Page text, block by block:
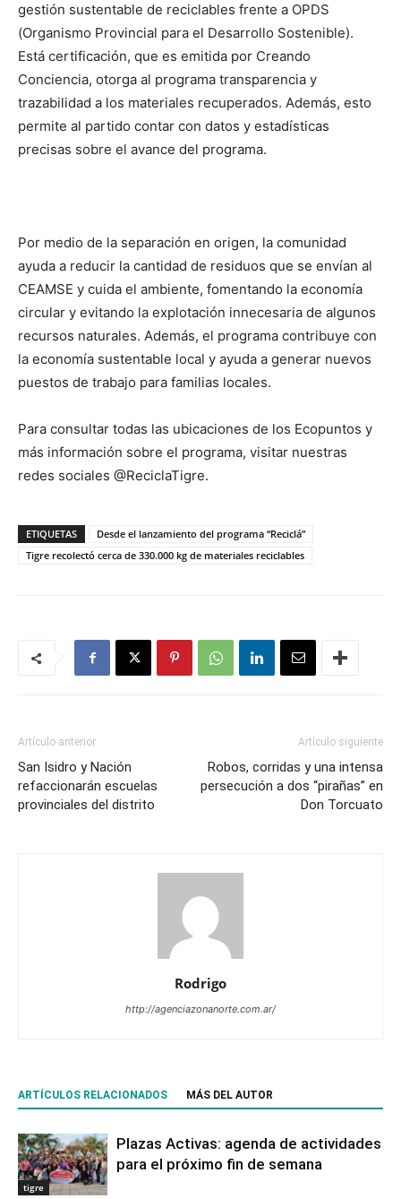
gestión sustentable de reciclables frente a OPDS
(Organismo Provincial para el Desarrollo Sostenible).
Está certificación, que es emitida por Creando
Conciencia, otorga al programa transparencia y
trazabilidad a los materiales recuperados. Además, esto
permite al partido contar con datos y estadísticas
precisas sobre el avance del programa.
Por medio de la separación en origen, la comunidad
ayuda a reducir la cantidad de residuos que se envían al
CEAMSE y cuida el ambiente, fomentando la economía
circular y evitando la explotación innecesaria de algunos
recursos naturales. Además, el programa contribuye con
la economía sustentable local y ayuda a generar nuevos
puestos de trabajo para familias locales.
Para consultar todas las ubicaciones de los Ecopuntos y
más información sobre el programa, visitar nuestras
redes sociales @ReciclaTigre.
ETIQUETAS
Desde el lanzamiento del programa “Reciclá”
Tigre recolectó cerca de 330.000 kg de materiales reciclables
Artículo anterior
San Isidro y Nación
refaccionarán escuelas
provinciales del distrito
Artículo siguiente
Robos, corridas y una intensa
persecución a dos “pirañas” en
Don Torcuato
Rodrigo
http://agenciazonanorte.com.ar/
ARTÍCULOS RELACIONADOS MÁS DEL AUTOR
tigre
Plazas Activas: agenda de actividades
para el próximo fin de semana